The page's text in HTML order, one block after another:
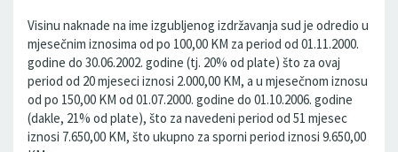
Visinu naknade na ime izgubljenog izdržavanja sud je odredio u
mjesečnim iznosima od po 100,00 KM za period od 01.11.2000.
godine do 30.06.2002. godine (tj. 20% od plate) što za ovaj
period od 20 mjeseci iznosi 2.000,00 KM, a u mjesečnom iznosu
od po 150,00 KM od 01.07.2000. godine do 01.10.2006. godine
(dakle, 21% od plate), što za navedeni period od 51 mjesec
iznosi 7.650,00 KM, što ukupno za sporni period iznosi 9.650,00